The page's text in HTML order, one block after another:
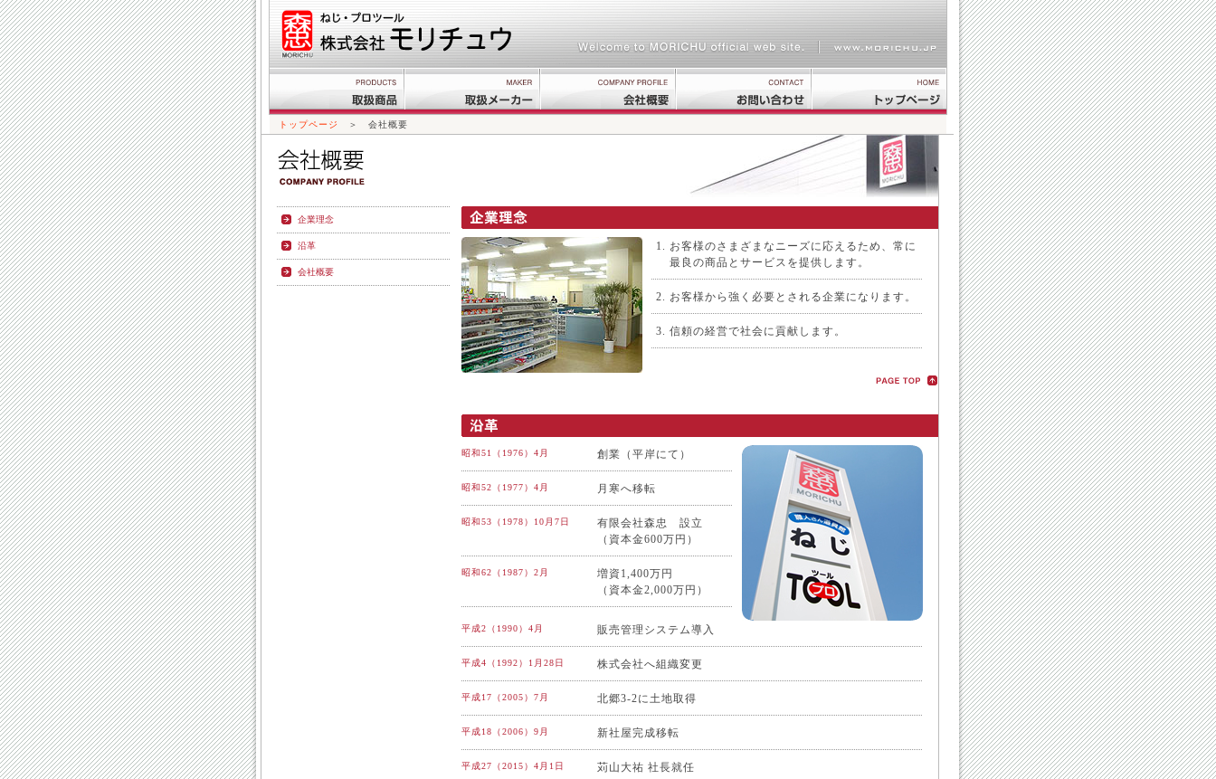
トップページ ＞ 会社概要
企業理念
沿革
会社概要
1. お客様のさまざまなニーズに応えるため、常に
最良の商品とサービスを提供します。
2. お客様から強く必要とされる企業になります。
3. 信頼の経営で社会に貢献します。
昭和51（1976）4月 創業（平岸にて）
昭和52（1977）4月 月寒へ移転
昭和53（1978）10月7日
有限会社森忠 設立
（資本金600万円）
昭和62（1987）2月
増資1,400万円
（資本金2,000万円）
平成2（1990）4月 販売管理システム導入
平成4（1992）1月28日 株式会社へ組織変更
平成17（2005）7月 北郷3-2に土地取得
平成18（2006）9月 新社屋完成移転
平成27（2015）4月1日 苅山大祐 社長就任